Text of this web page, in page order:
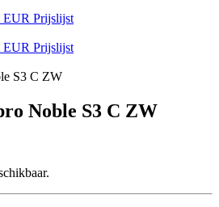
EUR Prijslijst
EUR Prijslijst
Noble S3 C ZW